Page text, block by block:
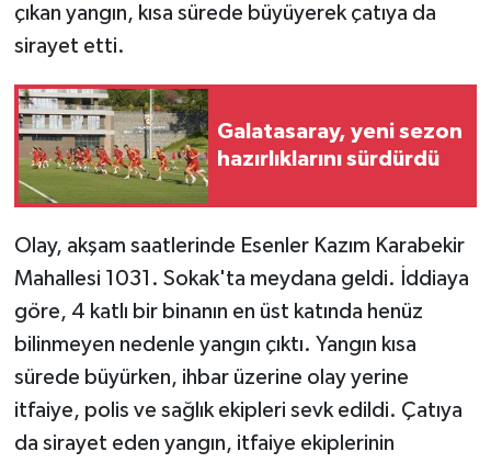
çıkan yangın, kısa sürede büyüyerek çatıya da
sirayet etti.
Galatasaray, yeni sezon
hazırlıklarını sürdürdü
Olay, akşam saatlerinde Esenler Kazım Karabekir
Mahallesi 1031. Sokak'ta meydana geldi. İddiaya
göre, 4 katlı bir binanın en üst katında henüz
bilinmeyen nedenle yangın çıktı. Yangın kısa
sürede büyürken, ihbar üzerine olay yerine
itfaiye, polis ve sağlık ekipleri sevk edildi. Çatıya
da sirayet eden yangın, itfaiye ekiplerinin
GENEL
GÜNDEM
Güvenlik
HABERDE İNSAN
İNSAN
İş Dünyası
Jandarma
Kadın